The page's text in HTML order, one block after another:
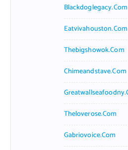
Blackdoglegacy.com
Eatvivahouston.com
Thebigshowok.com
Chimeandstave.com
Theloverose.com
Gabriovoice.com